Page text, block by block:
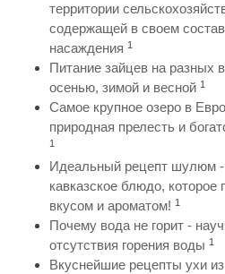
территории
содержащей в своем
насаждения 1
Питание зайцев на разных
осенью, зимой и весной 1
Самое крупное озеро в
природная прелесть и
1
Идеальный рецепт шулюм -
кавказское блюдо, которое
вкусом и ароматом! 1
Почему вода не горит -
отсутствия горения воды 1
Вкуснейшие рецепты ухи